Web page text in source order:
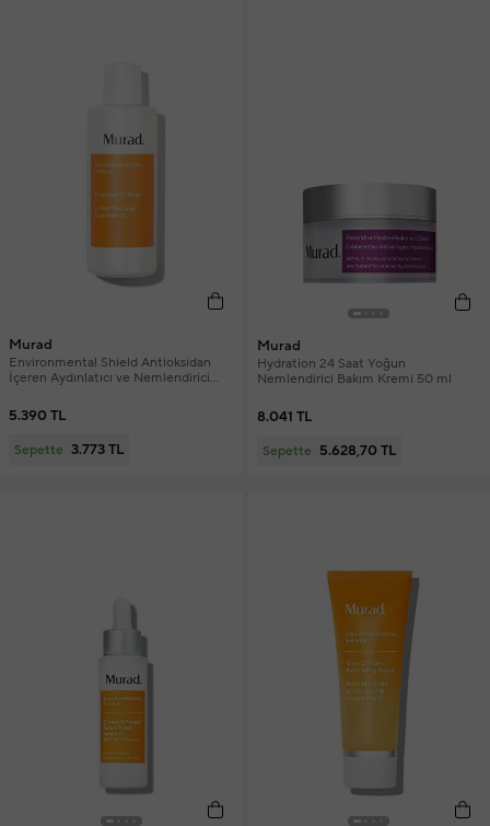
Murad
Environmental Shield Antioksidan
İçeren Aydınlatıcı ve Nemlendirici
5.390 TL
Sepette 3.773 TL
Murad
Hydration 24 Saat Yoğun
Nemlendirici Bakım Kremi 50 ml
8.041 TL
Sepette 5.628,70 TL